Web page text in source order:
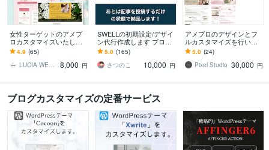
女性ターゲットのアメブ
ロカスタマイズいたしま
す 現役デザイナーがオシ
ャレにアメブロをカスタ
マイズ♪
4.9 (65)
LUCIA WEB DESIGN
8,000 円
SWELLの初期設定/デザイ
ン代行作成します ブログ
をはじめる方、無料テー
マから移行作業などお任
せください
5.0 (165)
さつのこ
10,000 円
アメブロのデザインとフ
ルカスタマイズを行いま
す 起業家、コンサル、個
人事業などの方におすす
めのサービスです。
5.0 (24)
Pixel Studio 30,000 円
ブログカスタマイズの定番サービス